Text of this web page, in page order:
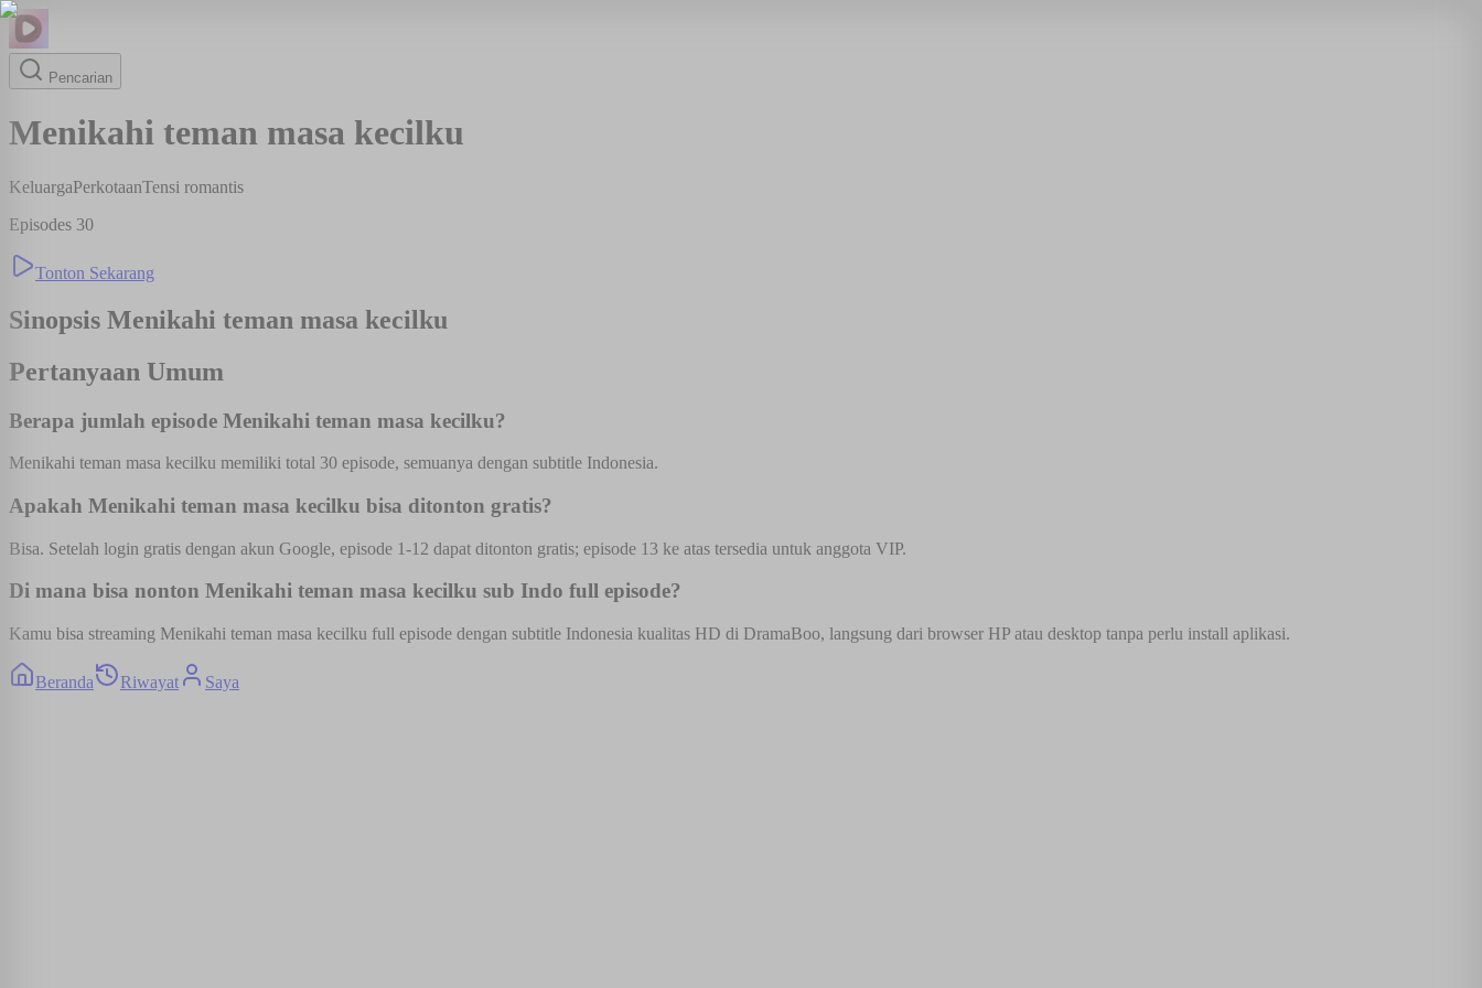
Pencarian
Menikahi teman masa kecilku
KeluargaPerkotaanTensi romantis
Episodes 30
Tonton Sekarang
Sinopsis Menikahi teman masa kecilku
Pertanyaan Umum
Berapa jumlah episode Menikahi teman masa kecilku?
Menikahi teman masa kecilku memiliki total 30 episode, semuanya dengan subtitle Indonesia.
Apakah Menikahi teman masa kecilku bisa ditonton gratis?
Bisa. Setelah login gratis dengan akun Google, episode 1-12 dapat ditonton gratis; episode 13 ke atas tersedia untuk anggota VIP.
Di mana bisa nonton Menikahi teman masa kecilku sub Indo full episode?
Kamu bisa streaming Menikahi teman masa kecilku full episode dengan subtitle Indonesia kualitas HD di DramaBoo, langsung dari browser HP atau desktop tanpa perlu install aplikasi.
Beranda Riwayat Saya